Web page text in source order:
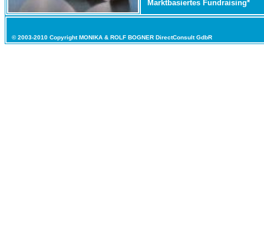
Marktbasiertes Fundraising*
© 2003-2010 Copyright MONIKA & ROLF BOGNER